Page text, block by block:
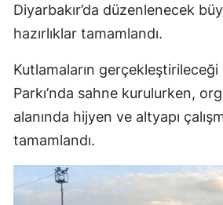
Diyarbakır’da düzenlenecek
hazırlıklar tamamlandı.
Kutlamaların
Parkı’nda sahne kurulurken,
alanında hijyen ve altyapı
tamamlandı.